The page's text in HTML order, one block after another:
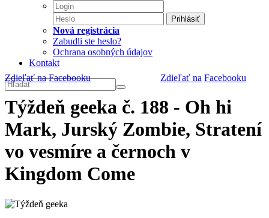
Prihlásiť
Nová registrácia
Zabudli ste heslo?
Ochrana osobných údajov
Kontakt
Zdieľať na Facebooku
Zdieľať na Facebooku
Týždeň geeka č. 188 - Oh hi
Mark, Jurský Zombie, Stratení
vo vesmíre a černoch v
Kingdom Come